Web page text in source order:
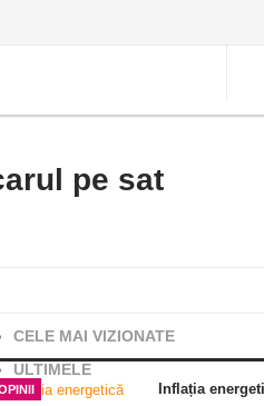
pe sat
CELE MAI VIZIONATE
ULTIMELE
Inflația